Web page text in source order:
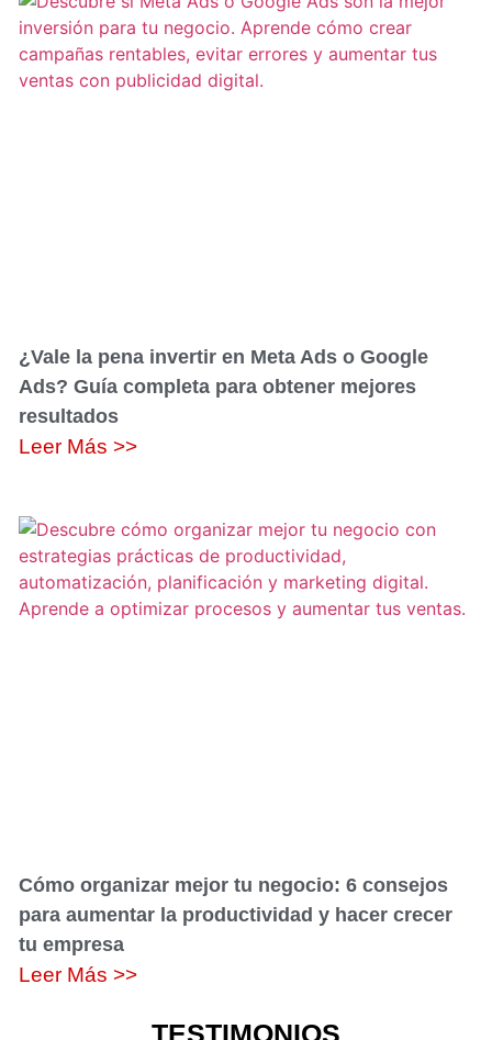
¿Vale la pena invertir en Meta Ads o Google
Ads? Guía completa para obtener mejores
resultados
Leer Más >>
Cómo organizar mejor tu negocio: 6 consejos
para aumentar la productividad y hacer crecer
tu empresa
Leer Más >>
TESTIMONIOS